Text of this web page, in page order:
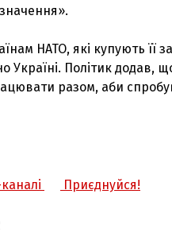
НАТО, які купують її за
Політик додав,
разом, аби
Приєднуйся!